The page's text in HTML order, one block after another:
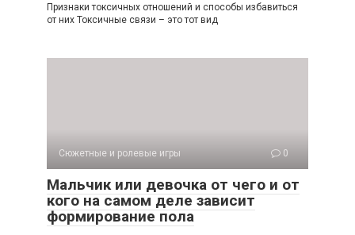
Признаки токсичных отношений и способы избавиться
от них Токсичные связи – это тот вид
Сюжетные и ролевые игры 0
Мальчик или девочка от чего и от
кого на самом деле зависит
формирование пола